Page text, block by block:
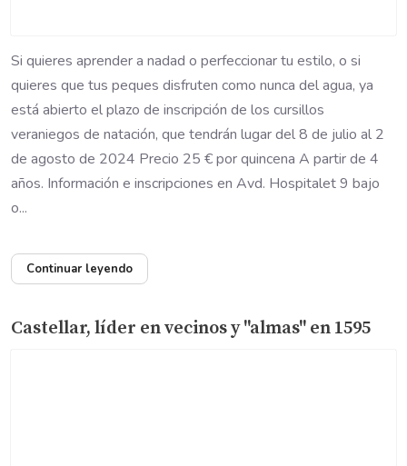
Si quieres aprender a nadad o perfeccionar tu estilo, o si
quieres que tus peques disfruten como nunca del agua, ya
está abierto el plazo de inscripción de los cursillos
veraniegos de natación, que tendrán lugar del 8 de julio al 2
de agosto de 2024 Precio 25 € por quincena A partir de 4
años. Información e inscripciones en Avd. Hospitalet 9 bajo
o...
Continuar leyendo
Castellar, líder en vecinos y "almas" en 1595